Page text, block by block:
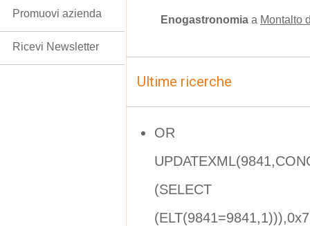
Enogastronomia a Montalto
Ultime ricerche
OR
(SELECT
Promuovi azienda
Ricevi Newsletter